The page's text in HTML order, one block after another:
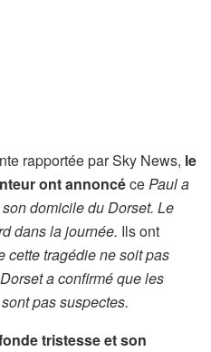
rapportée par Sky News, le
ont annoncécePaul a
domicile du Dorset. Le
dans la journée. Ils ont
cette tragédie ne soit pas
a confirmé que les
pas suspectes.
tristesse et son